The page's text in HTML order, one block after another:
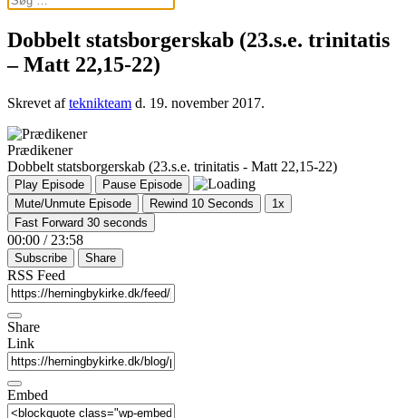
Dobbelt statsborgerskab (23.s.e. trinitatis
– Matt 22,15-22)
Skrevet afteknikteam d. 19. november 2017.
Prædikener
Dobbelt statsborgerskab (23.s.e. trinitatis - Matt 22,15-22)
Play Episode
Pause Episode
Mute/Unmute Episode
Rewind 10 Seconds
1x
Fast Forward 30 seconds
00:00 / 23:58
Subscribe Share
RSS Feed
Share
Link
Embed